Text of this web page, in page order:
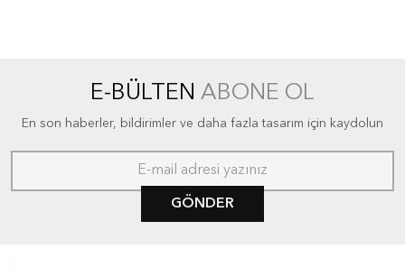
E-BÜLTEN ABONE OL
En son haberler, bildirimler ve daha fazla tasarım için kaydolun
GÖNDER